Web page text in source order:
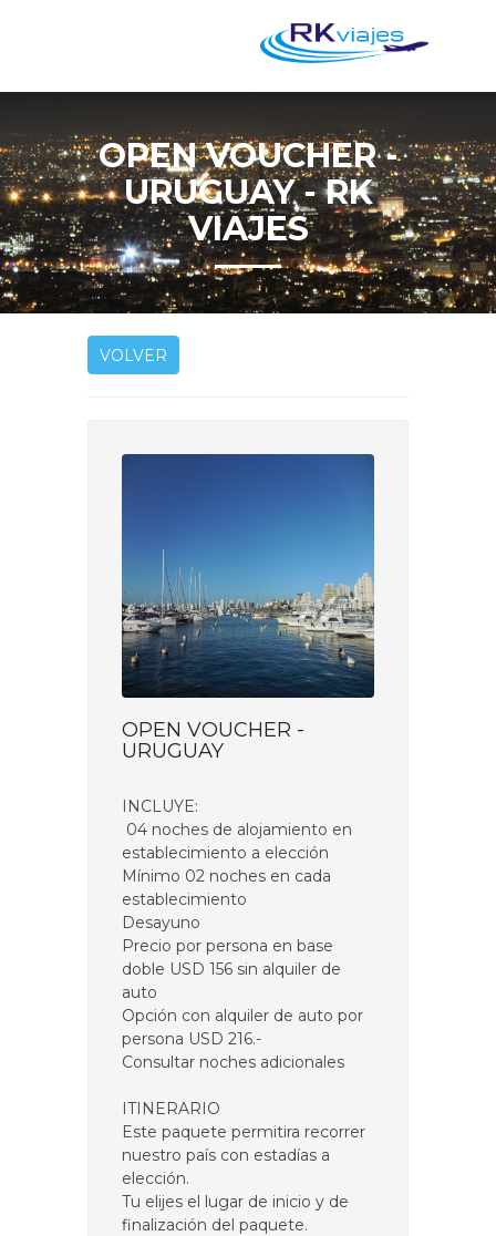
OPEN VOUCHER -
URUGUAY - RK
VIAJES
VOLVER
OPEN VOUCHER -
URUGUAY
INCLUYE:
04 noches de alojamiento en
establecimiento a elección
Mínimo 02 noches en cada
establecimiento
Desayuno
Precio por persona en base
doble USD 156 sin alquiler de
auto
Opción con alquiler de auto por
persona USD 216.-
Consultar noches adicionales
ITINERARIO
Este paquete permitira recorrer
nuestro país con estadías a
elección.
Tu elijes el lugar de inicio y de
finalización del paquete.